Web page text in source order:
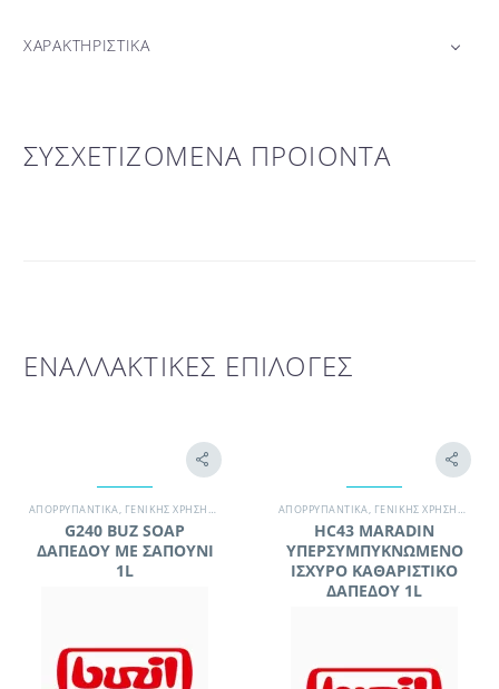
ΧΑΡΑΚΤΗΡΙΣΤΙΚΑ
ΣΥΣΧΕΤΙΖΟΜΕΝΑ ΠΡΟΙΟΝΤΑ
ΕΝΑΛΛΑΚΤΙΚΕΣ ΕΠΙΛΟΓΕΣ
ΑΠΟΡΡΥΠΑΝΤΙΚΆ, ΓΕΝΙΚΉΣ ΧΡΉΣΗΣ / ΔΆΠΕΔΑ ΜΟΝΆΔΑ ΥΓΕΊΑΣ,ΣΥΝΕΡΓΕΊΟ ΚΑΘΑΡΙΣΜΟΎ
G240 BUZ SOAP
ΔΑΠΕΔΟΥ ΜΕ ΣΑΠΟΥΝΙ
1L
ΑΠΟΡΡΥΠΑΝΤΙΚΆ, ΓΕΝΙΚΉΣ ΧΡΉΣΗΣ / ΔΆΠΕΔΑ
HC43 MARADIN
ΥΠΕΡΣΥΜΠΥΚΝΩΜΕΝΟ
ΙΣΧΥΡΟ ΚΑΘΑΡΙΣΤΙΚΟ
ΔΑΠΕΔΟΥ 1L